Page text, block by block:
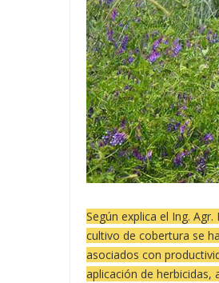
Según explica el Ing.
cultivo de cobertura se
asociados con
aplicación de